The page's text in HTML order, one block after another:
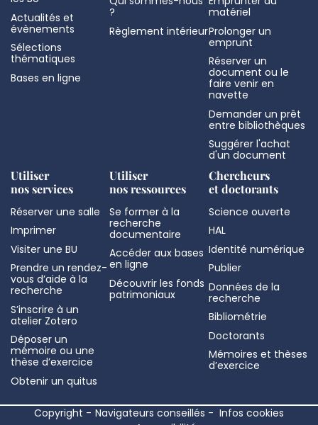
Actualités et
évènements
Sélections
thématiques
Bases en ligne
?
Règlement intérieur
matériel
Prolonger un
emprunt
Réserver un
document ou le
faire venir en
navette
Demander un prêt
entre bibliothèques
Suggérer l'achat
d'un document
Utiliser
nos services
Réserver une salle
Imprimer
Visiter une BU
Prendre un rendez-
vous d’aide à la
recherche
S’inscrire à un
atelier Zotero
Déposer un
mémoire ou une
thèse d’exercice
Obtenir un quitus
Utiliser
nos ressources
Se former à la
recherche
documentaire
Accéder aux bases
en ligne
Découvrir les fonds
patrimoniaux
Chercheurs
et doctorants
Science ouverte
HAL
Identité numérique
Publier
Données de la
recherche
Bibliométrie
Doctorants
Mémoires et thèses
d’exercice
Copyright Navigateurs conseillés
Infos cookies